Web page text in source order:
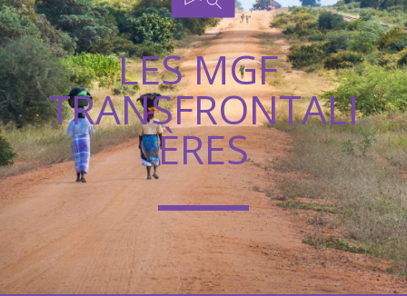
LES MGF
TRANSFRONTALI
ÈRES